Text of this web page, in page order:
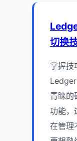
切换
掌握技
青睐的
功能，
在管理